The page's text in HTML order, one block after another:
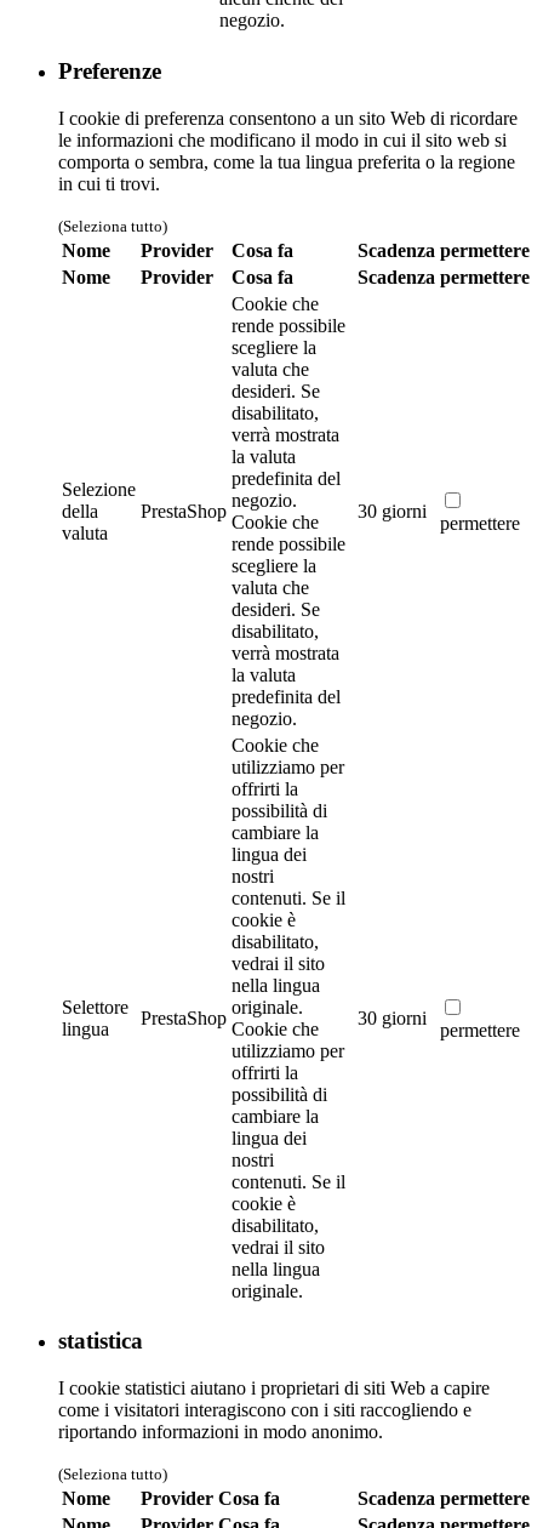
negozio.
Preferenze
I cookie di preferenza consentono a un sito Web di ricordare
le informazioni che modificano il modo in cui il sito web si
comporta o sembra, come la tua lingua preferita o la regione
in cui ti trovi.
(Seleziona tutto)
Nome Provider Cosa fa Scadenza permettere
Nome
Provider Cosa fa Scadenza permettere
Selezione
della
valuta
PrestaShop
Cookie che
rende possibile
scegliere la
valuta che
desideri. Se
disabilitato,
verrà mostrata
la valuta
predefinita del
negozio.
Cookie che
rende possibile
scegliere la
valuta che
desideri. Se
disabilitato,
verrà mostrata
la valuta
predefinita del
negozio.
30 giorni
permettere
Selettore
lingua
PrestaShop
Cookie che
utilizziamo per
offrirti la
possibilità di
cambiare la
lingua dei
nostri
contenuti. Se il
cookie è
disabilitato,
vedrai il sito
nella lingua
originale.
Cookie che
utilizziamo per
offrirti la
possibilità di
cambiare la
lingua dei
nostri
contenuti. Se il
cookie è
disabilitato,
vedrai il sito
nella lingua
originale.
30 giorni
permettere
statistica
I cookie statistici aiutano i proprietari di siti Web a capire
come i visitatori interagiscono con i siti raccogliendo e
riportando informazioni in modo anonimo.
(Seleziona tutto)
Nome Provider Cosa fa Scadenza permettere